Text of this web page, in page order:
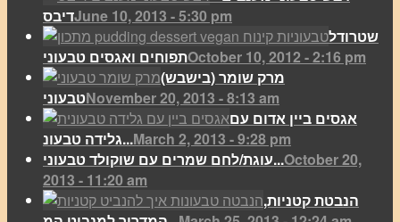
דיבסJune 10, 2013 - 5:30 pm
שטרודל
תפוחים ואגסים טבעוניOctober 10, 2012 - 2:16 pm
מרק שומר (בישבש)
טבעוניNovember 20, 2013 - 8:13 am
אגסים ביין אדום עם
גלידה טבעונ...March 2, 2013 - 9:28 pm
עוגת/לחם שמרים עם שוקולד טבעוני...October 20,
2013 - 11:20 am
הנבטת קטניות,